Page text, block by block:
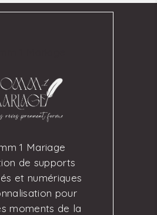
1 Mariage
de supports
et numériques
pour
moments de la